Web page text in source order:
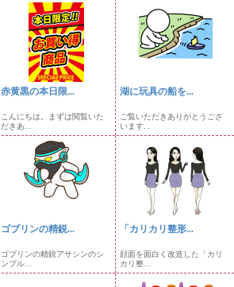
赤黄黒の本日限...
こんにちは。まずは閲覧いた
だきあ...
湖に玩具の船を...
ご覧いただきありがとうござ
います...
ゴブリンの精鋭...
ゴブリンの精鋭アサシンのシ
ンプル...
「カリカリ整形...
顔面を面白く改造した「カリ
カリ整...